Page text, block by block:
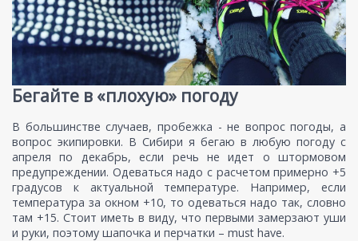
Бегайте в «плохую» погоду
В большинстве случаев, пробежка - не вопрос погоды, а
вопрос экипировки. В Сибири я бегаю в любую погоду с
апреля по декабрь, если речь не идет о штормовом
предупреждении. Одеваться надо с расчетом примерно +5
градусов к актуальной температуре. Например, если
температура за окном +10, то одеваться надо так, словно
там +15. Стоит иметь в виду, что первыми замерзают уши
и руки, поэтому шапочка и перчатки – must have.